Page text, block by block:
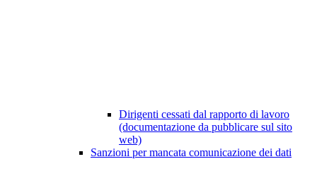
Dirigenti cessati dal rapporto di lavoro
(documentazione da pubblicare sul sito
web)
Sanzioni per mancata comunicazione dei dati